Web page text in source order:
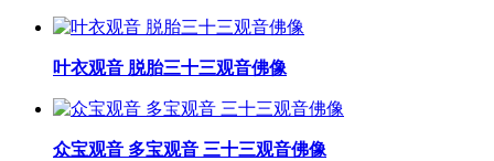
叶衣观音 脱胎三十三观音佛像
众宝观音 多宝观音 三十三观音佛像